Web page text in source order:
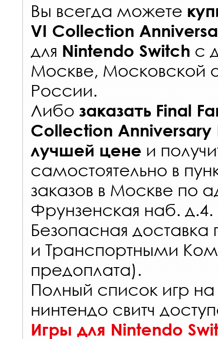
Вы всегда можете
VI Collection
для Nintendo Switch с
Москве, Московской
России.
Либо заказать Final
Collection Anniversary
лучшей цене и
самостоятельно в
заказов в Москве по
Фрунзенская наб. д.4.
Безопасная
и Транспортными
предоплата).
Полный список игр
нинтендо свитч
Игры для Nintendo